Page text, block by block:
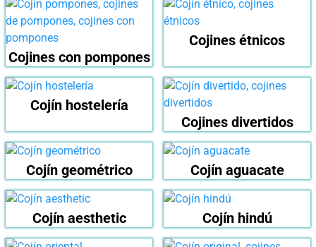
Cojines con pompones
Cojines étnicos
Cojín hostelería
Cojines divertidos
Cojín geométrico Cojín aguacate
Cojín aesthetic Cojín hindú